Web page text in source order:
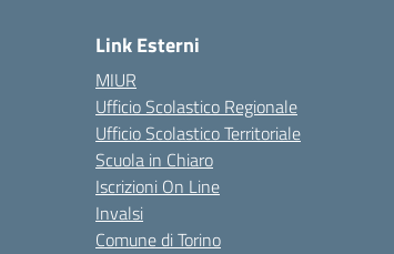
Link Esterni
MIUR
Ufficio Scolastico Regionale
Ufficio Scolastico Territoriale
Scuola in Chiaro
Iscrizioni On Line
Invalsi
Comune di Torino